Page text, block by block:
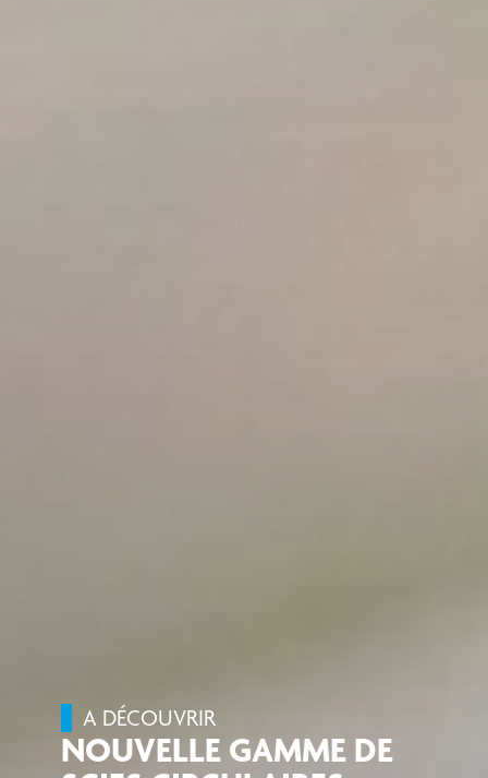
A DÉCOUVRIR
NOUVELLE GAMME DE